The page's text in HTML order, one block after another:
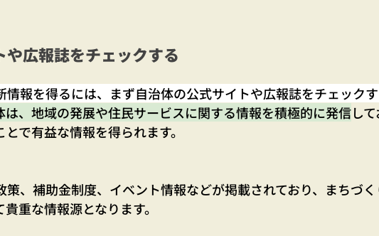
や広報誌をチェックする
情報を得るには、まず自治体の公式サイトや広報誌をチェック
は、地域の発展や住民サービスに関する情報を積極的に発信して
で有益な情報を得られます。
、補助金制度、イベント情報などが掲載されており、まちづ
重な情報源となります。